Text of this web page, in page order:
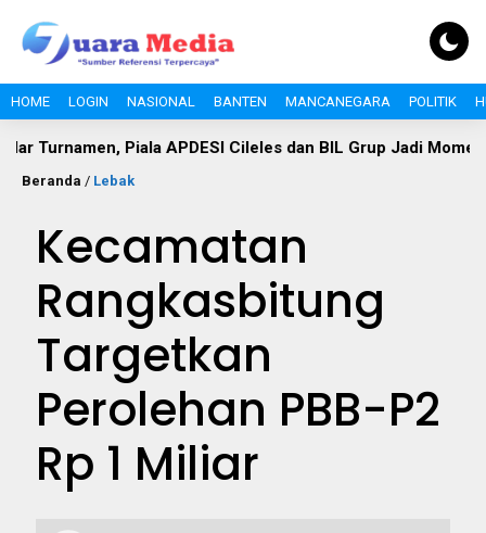
HOME LOGIN NASIONAL BANTEN MANCANEGARA POLITIK
Piala APDESI Cileles dan BIL Grup Jadi Momentum
Beranda / Lebak
Kecamatan
Rangkasbitung
Targetkan
Perolehan PBB-P2
Rp 1 Miliar